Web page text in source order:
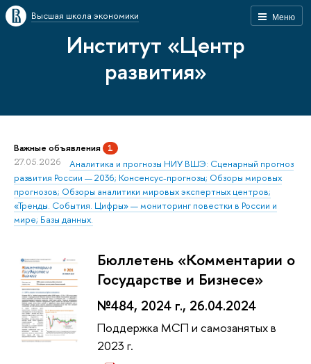
Меню
Высшая школа экономики
Институт «Центр
развития»
Важные объявления 1
27.05.2026
Аналитика и прогнозы НИУ ВШЭ: Сценарный прогноз
развития России — 2036; Консенсус-прогнозы; Обзоры мировых
прогнозов; Обзоры аналитики мировых экспертных центров;
«Тренды. События. Цифры» — мониторинг повестки в России и
мире; Базы данных.
Бюллетень «Комментарии о
Государстве и Бизнесе»
№484, 2024 г., 26.04.2024
Поддержка МСП и самозанятых в
2023 г.